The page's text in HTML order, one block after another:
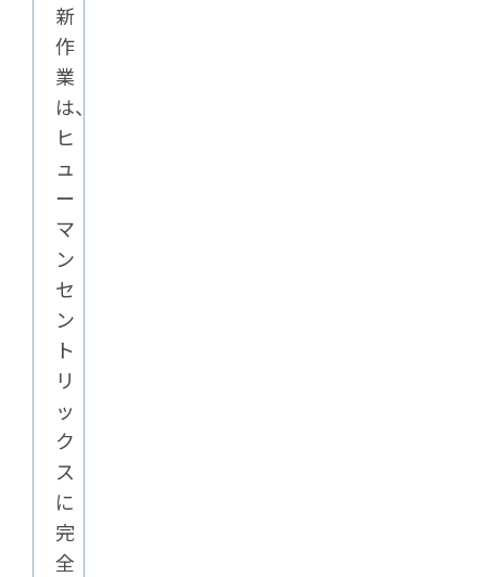
新
作
業
は、
ヒ
ュ
ー
マ
ン
セ
ン
ト
リ
ッ
ク
ス
に
完
全